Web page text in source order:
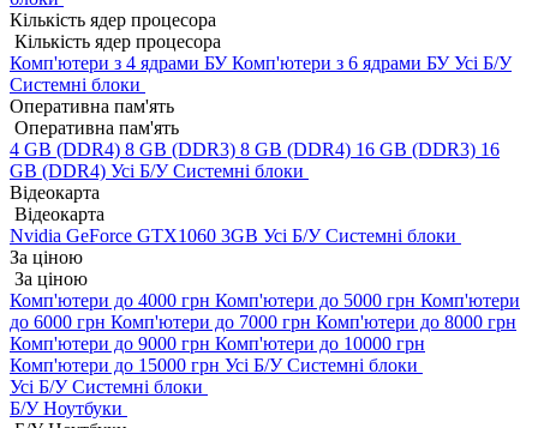
Кількість ядер процесора
Кількість ядер процесора
Комп'ютери з 4 ядрами БУКомп'ютери з 6 ядрами БУУсі Б/У
Системні блоки
Оперативна пам'ять
Оперативна пам'ять
4 GB (DDR4) 8 GB (DDR3) 8 GB (DDR4) 16 GB (DDR3) 16
GB (DDR4) Усі Б/У Системні блоки
Відеокарта
Відеокарта
Nvidia GeForce GTX1060 3GB Усі Б/У Системні блоки
За ціною
За ціною
Комп'ютери до 4000 грн Комп'ютери до 5000 грн Комп'ютери
до 6000 грн Комп'ютери до 7000 грн Комп'ютери до 8000 грн
Комп'ютери до 9000 грн Комп'ютери до 10000 грн
Комп'ютери до 15000 грн Усі Б/У Системні блоки
Усі Б/У Системні блоки
Б/У Ноутбуки